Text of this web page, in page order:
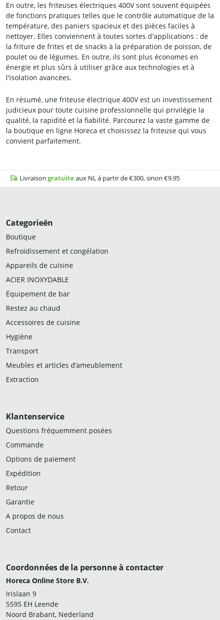
En outre, les friteuses électriques 400V sont souvent équipées
de fonctions pratiques telles que le contrôle automatique de la
température, des paniers spacieux et des pièces faciles à
nettoyer. Elles conviennent à toutes sortes d'applications : de
la friture de frites et de snacks à la préparation de poisson, de
poulet ou de légumes. En outre, ils sont plus économes en
énergie et plus sûrs à utiliser grâce aux technologies et à
l'isolation avancées.
En résumé, une friteuse électrique 400V est un investissement
judicieux pour toute cuisine professionnelle qui privilégie la
qualité, la rapidité et la fiabilité. Parcourez la vaste gamme de
la boutique en ligne Horeca et choisissez la friteuse qui vous
convient parfaitement.
Livraison gratuite aux NL à partir de €300, sinon €9.95
Categorieën
Boutique
Refroidissement et congélation
Appareils de cuisine
ACIER INOXYDABLE
Équipement de bar
Restez au chaud
Accessoires de cuisine
Hygiène
Transport
Meubles et articles d’ameublement
Extraction
Klantenservice
Questions fréquemment posées
Commande
Options de paiement
Expédition
Retour
Garantie
A propos de nous
Contact
Coordonnées de la personne à contacter
Horeca Online Store B.V.
Irislaan 9
5595 EH Leende
Noord Brabant, Nederland